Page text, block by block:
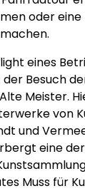
oder
eines
der Besuch
Meister.
von
und
eine der
Muss für